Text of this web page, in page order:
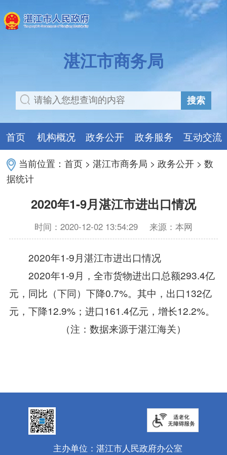
湛江市商务局
搜索
首页 机构概况 政务公开 政务服务 互动交流
当前位置：首页 >湛江市商务局 >政务公开 >数
据统计
2020年1-9月湛江市进出口情况
时间：2020-12-02 13:54:29 来源：本网
2020年1-9月湛江市进出口情况
2020年1-9月，全市货物进出口总额293.4亿
元，同比（下同）下降0.7%。其中，出口132亿
元，下降12.9%；进口161.4亿元，增长12.2%。
（注：数据来源于湛江海关）
主办单位：湛江市人民政府办公室